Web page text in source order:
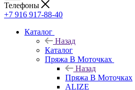
Телефоны
+7 916 917-88-40
Каталог
Назад
Каталог
Пряжа В Моточках
Назад
Пряжа В Моточках
ALIZE